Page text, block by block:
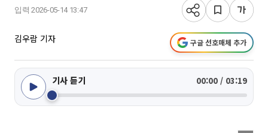
입력 2026-05-14 13:47
김우람 기자 구글 선호매체 추가
기사 듣기 00:00 / 03:19